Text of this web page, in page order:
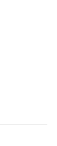
中止保険』制度